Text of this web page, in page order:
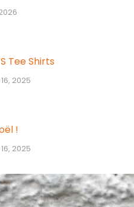
Tee Shirts
2025
!
2025